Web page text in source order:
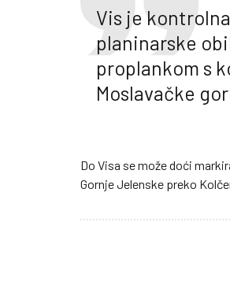
Vis je
planinarske
proplankom s
Moslavačke
Do Visa se može doći
Gornje Jelenske preko